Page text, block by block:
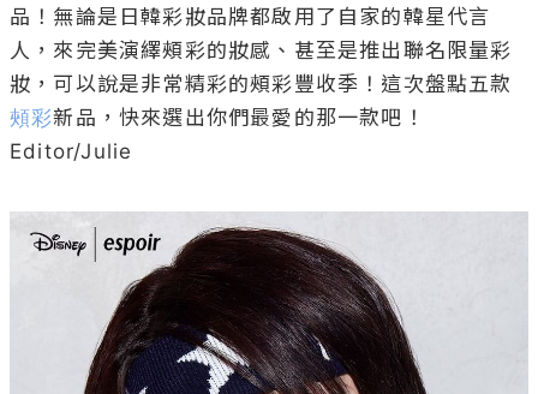
品！無論是日韓彩妝品牌都啟用了自家的韓星代言
人，來完美演繹頰彩的妝感、甚至是推出聯名限量彩
妝，可以說是非常精彩的頰彩豐收季！這次盤點五款
頰彩新品，快來選出你們最愛的那一款吧！
Editor/Julie